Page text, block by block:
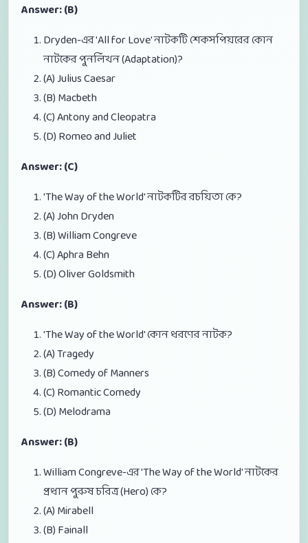
Answer: (B)
Dryden-এর 'All for Love' নাটকটি শেকসপিয়রের কোন
নাটকের পুনর্লিখন (Adaptation)?
(A) Julius Caesar
(B) Macbeth
(C) Antony and Cleopatra
(D) Romeo and Juliet
Answer: (C)
'The Way of the World' নাটকটির রচয়িতা কে?
(A) John Dryden
(B) William Congreve
(C) Aphra Behn
(D) Oliver Goldsmith
Answer: (B)
'The Way of the World' কোন ধরণের নাটক?
(A) Tragedy
(B) Comedy of Manners
(C) Romantic Comedy
(D) Melodrama
Answer: (B)
William Congreve-এর 'The Way of the World' নাটকের
প্রধান পুরুষ চরিত্র (Hero) কে?
(A) Mirabell
(B) Fainall